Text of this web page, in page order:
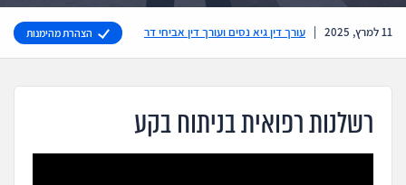
11 למרץ, 2025 עורך דין גיא נסים ועורך דין אביחי דר הצהרת מהימנות
רשלנות רפואית בניתוח בקע